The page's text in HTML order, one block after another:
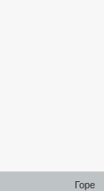
Горе